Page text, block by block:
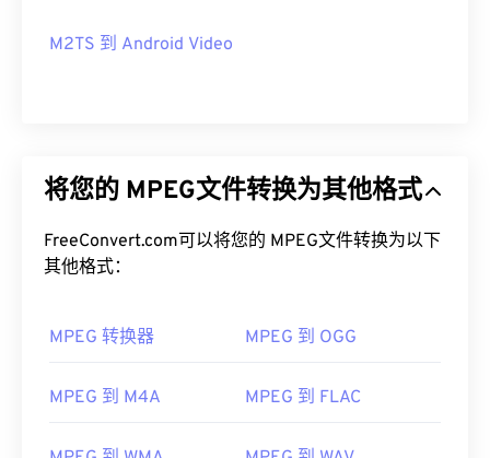
M2TS 到 Android Video
将您的 MPEG文件转换为其他格式
FreeConvert.com可以将您的 MPEG文件转换为以下
其他格式：
MPEG 转换器 MPEG 到 OGG
MPEG 到 M4A MPEG 到 FLAC